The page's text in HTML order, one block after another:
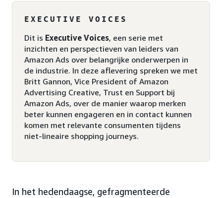
EXECUTIVE VOICES
Dit is Executive Voices, een serie met
inzichten en perspectieven van leiders van
Amazon Ads over belangrijke onderwerpen in
de industrie. In deze aflevering spreken we met
Britt Gannon, Vice President of Amazon
Advertising Creative, Trust en Support bij
Amazon Ads, over de manier waarop merken
beter kunnen engageren en in contact kunnen
komen met relevante consumenten tijdens
niet-lineaire shopping journeys.
In het hedendaagse, gefragmenteerde